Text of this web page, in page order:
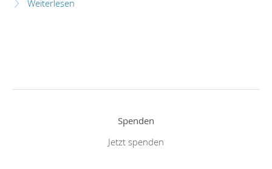
Weiterlesen
Spenden
Jetzt spenden